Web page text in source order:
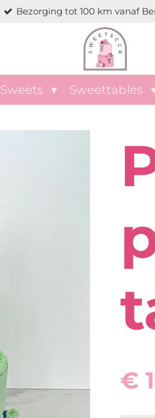
Bezorging tot 100 km vanaf
Sweets Sweettables
€